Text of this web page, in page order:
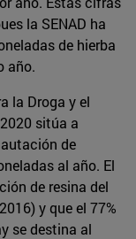
la SENAD ha
de hierba
año.
la Droga y el
sitúa a
de
al año. El
de resina del
y que el 77%
se destina al